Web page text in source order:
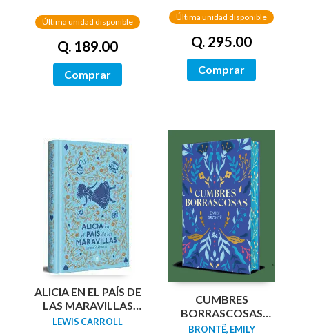
Última unidad disponible
Q. 189.00
Comprar
Última unidad disponible
Q. 295.00
Comprar
ALICIA EN EL PAÍS DE
LAS MARAVILLAS
(EDICIÓN LIMITADA
LEWIS CARROLL
CUMBRES
BORRASCOSAS
(EDICION LIMITADA
BRONTË, EMILY